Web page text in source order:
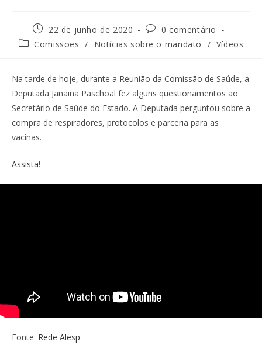
22 de junho de 2020
0 comentário
Comissões / Notícias sobre o mandato / Vídeos
Na tarde de hoje, durante a Reunião da Comissão de Saúde, a
Deputada Janaina Paschoal fez alguns questionamentos ao
Secretário de Saúde do Estado. A Deputada perguntou sobre a
compra de respiradores, protocolos e parceria para as
vacinas.
Assista!
Fonte: Rede Alesp